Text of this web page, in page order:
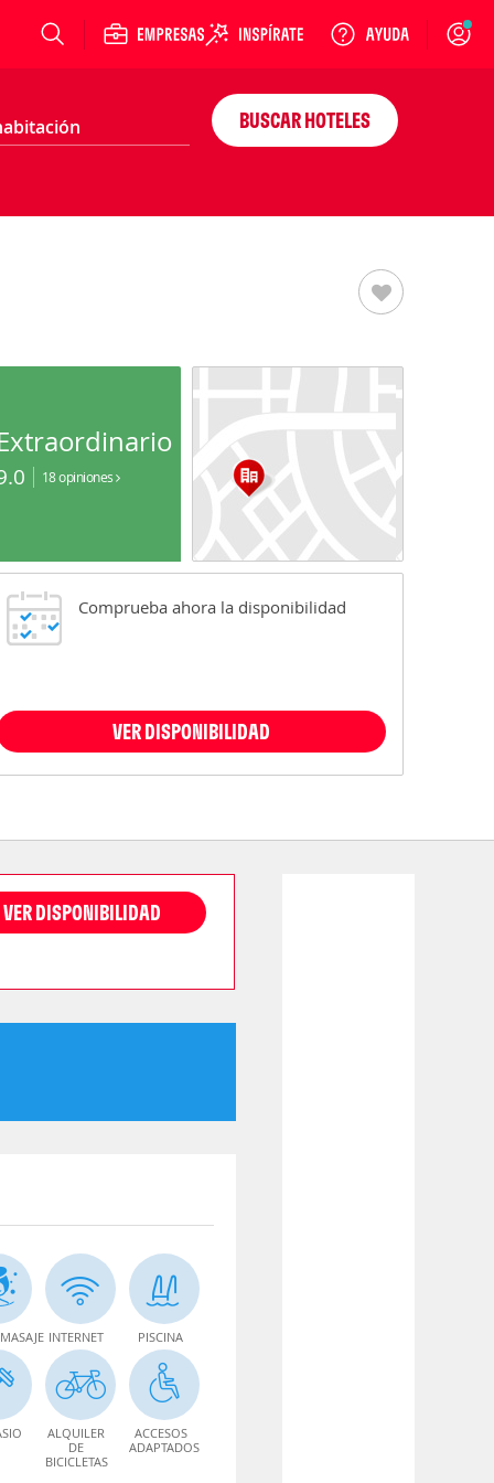
Login
BUSCAR HOTELES
18 opiniones
Comprueba ahora la disponibilidad
VER DISPONIBILIDAD
VER DISPONIBILIDAD
INTERNET PISCINA
ALQUILER
DE
BICICLETAS
ACCESOS
ADAPTADOS